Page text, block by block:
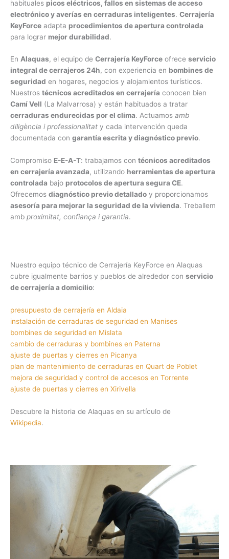
habituales picos eléctricos, fallos en sistemas de acceso
electrónico y averías en cerraduras inteligentes. Cerrajería
KeyForce adapta procedimientos de apertura controlada
para lograr mejor durabilidad.
En Alaquas, el equipo de Cerrajería KeyForce ofrece servicio
integral de cerrajeros 24h, con experiencia en bombines de
seguridad en hogares, negocios y alojamientos turísticos.
Nuestros técnicos acreditados en cerrajería conocen bien
Camí Vell (La Malvarrosa) y están habituados a tratar
cerraduras endurecidas por el clima. Actuamos amb
diligència i professionalitat y cada intervención queda
documentada con garantía escrita y diagnóstico previo.
Compromiso E-E-A-T: trabajamos con técnicos acreditados
en cerrajería avanzada, utilizando herramientas de apertura
controlada bajo protocolos de apertura segura CE.
Ofrecemos diagnóstico previo detallado y proporcionamos
asesoría para mejorar la seguridad de la vivienda. Treballem
amb proximitat, confiança i garantia.
Nuestro equipo técnico de Cerrajería KeyForce en Alaquas
cubre igualmente barrios y pueblos de alrededor con servicio
de cerrajería a domicilio:
presupuesto de cerrajería en Aldaia
instalación de cerraduras de seguridad en Manises
bombines de seguridad en Mislata
cambio de cerraduras y bombines en Paterna
ajuste de puertas y cierres en Picanya
plan de mantenimiento de cerraduras en Quart de Poblet
mejora de seguridad y control de accesos en Torrente
ajuste de puertas y cierres en Xirivella
Descubre la historia de Alaquas en su artículo de
Wikipedia.